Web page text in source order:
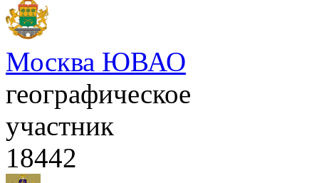
Москва ЮВАО
географическое
участник
18442